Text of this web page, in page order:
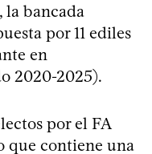
bancada
por 11 ediles
en
2020-2025).
por el FA
que contiene una